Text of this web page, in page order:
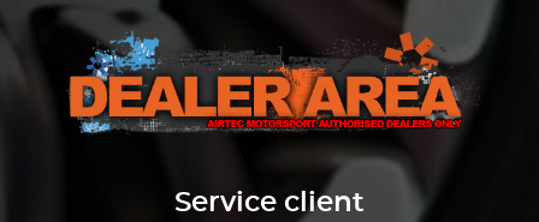
Service client